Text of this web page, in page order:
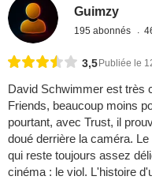
Guimzy
195 abonnés
3,5 Publiée le
David Schwimmer est très
Friends, beaucoup moins
pourtant, avec Trust, il
doué derrière la caméra.
qui reste toujours assez
cinéma : le viol. L'histoire